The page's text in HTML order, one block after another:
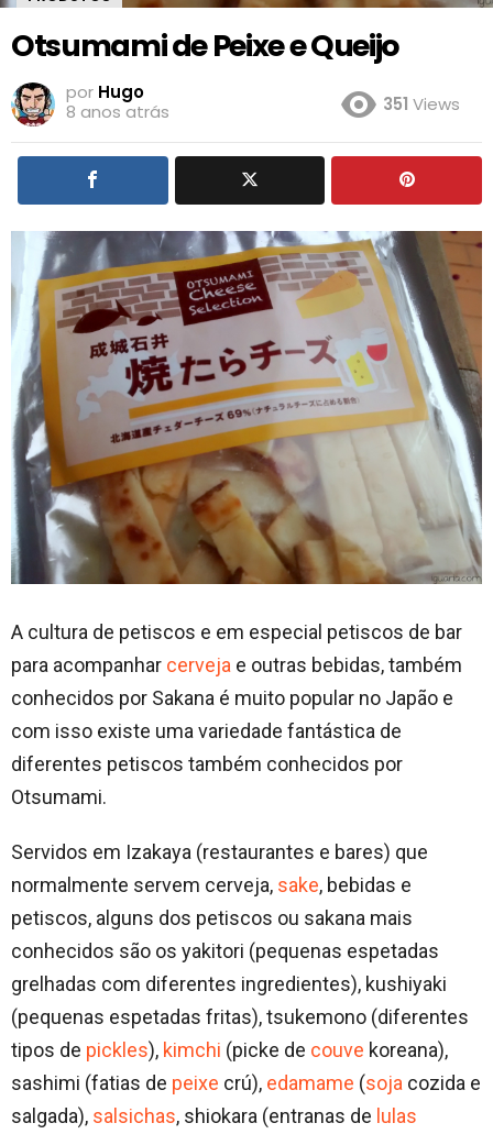
Otsumami de Peixe e Queijo
por Hugo
8 anos atrás
351 Views
A cultura de petiscos e em especial petiscos de bar
para acompanhar cerveja e outras bebidas, também
conhecidos por Sakana é muito popular no Japão e
com isso existe uma variedade fantástica de
diferentes petiscos também conhecidos por
Otsumami.
Servidos em Izakaya (restaurantes e bares) que
normalmente servem cerveja, sake, bebidas e
petiscos, alguns dos petiscos ou sakana mais
conhecidos são os yakitori (pequenas espetadas
grelhadas com diferentes ingredientes), kushiyaki
(pequenas espetadas fritas), tsukemono (diferentes
tipos de pickles), kimchi (picke de couve koreana),
sashimi (fatias de peixe crú), edamame (soja cozida e
salgada), salsichas, shiokara (entranas de lulas